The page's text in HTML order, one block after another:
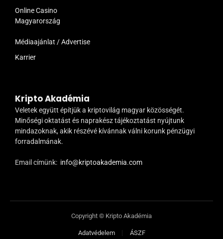
Online Casino
Magyarország
Médiaajánlat / Advertise
Karrier
Kripto Akadémia
Veletek együtt építjük a kriptovilág magyar közösségét.
Minőségi oktatást és naprakész tájékoztatást nyújtunk
mindazoknak, akik részévé kívánnak válni korunk pénzügyi
forradalmának.
Email címünk: info@kriptoakademia.com
Copyright © Kripto Akadémia
Adatvédelem ÁSZF